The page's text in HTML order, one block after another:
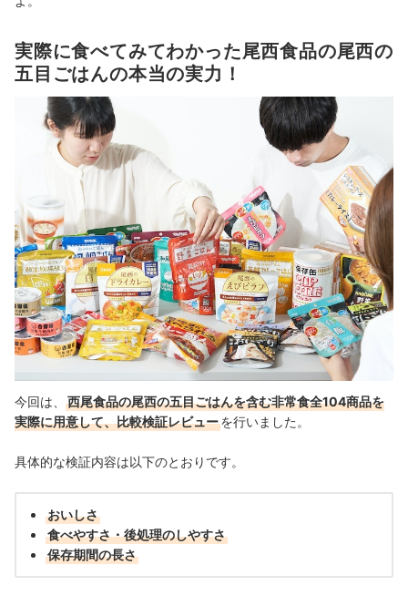
実際に食べてみてわかった尾西食品の尾西の
五目ごはんの本当の実力！
今回は、
西尾食品の尾西の五目ごはんを含む非常食全104商品を
実際に用意して、比較検証レビューを行いました。
具体的な検証内容は以下のとおりです。
おいしさ
食べやすさ・後処理のしやすさ
保存期間の長さ